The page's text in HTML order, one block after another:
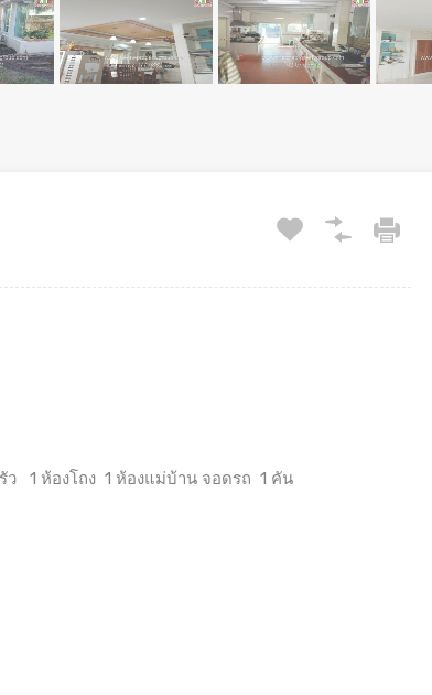
1 ห้องโถง 1 ห้องแม่บ้าน จอดรถ 1 คัน